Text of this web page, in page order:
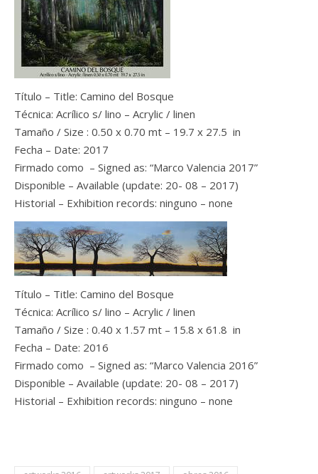
Título – Title: Camino del Bosque
Técnica: Acrílico s/ lino – Acrylic / linen
Tamaño / Size : 0.50 x 0.70 mt – 19.7 x 27.5 in
Fecha – Date: 2017
Firmado como – Signed as: “Marco Valencia 2017”
Disponible – Available (update: 20- 08 – 2017)
Historial – Exhibition records: ninguno – none
Título – Title: Camino del Bosque
Técnica: Acrílico s/ lino – Acrylic / linen
Tamaño / Size : 0.40 x 1.57 mt – 15.8 x 61.8 in
Fecha – Date: 2016
Firmado como – Signed as: “Marco Valencia 2016”
Disponible – Available (update: 20- 08 – 2017)
Historial – Exhibition records: ninguno – none